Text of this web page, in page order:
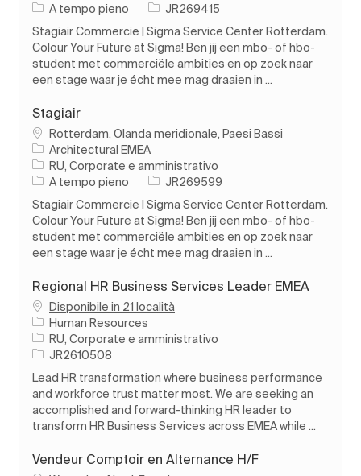
Tipo di lavoro
A tempo pieno ID processo
JR269415
Stagiair Commercie | Sigma Service Center Rotterdam.
Colour Your Future at Sigma! Ben jij een mbo- of hbo-
student met commerciële ambities en op zoek naar
een stage waar je écht mee mag draaien in ...
Stagiair
Ubicazione
Rotterdam, Olanda meridionale, Paesi Bassi
Architectural EMEA
Categoria
RU, Corporate e amministrativo
Tipo di lavoro
A tempo pieno ID processo
JR269599
Stagiair Commercie | Sigma Service Center Rotterdam.
Colour Your Future at Sigma! Ben jij een mbo- of hbo-
student met commerciële ambities en op zoek naar
een stage waar je écht mee mag draaien in ...
Regional HR Business Services Leader EMEA
Disponibile in 21 località
Human Resources
Categoria
RU, Corporate e amministrativo
ID processo
JR2610508
Lead HR transformation where business performance
and workforce trust matter most. We are seeking an
accomplished and forward-thinking HR leader to
transform HR Business Services across EMEA while ...
Vendeur Comptoir en Alternance H/F